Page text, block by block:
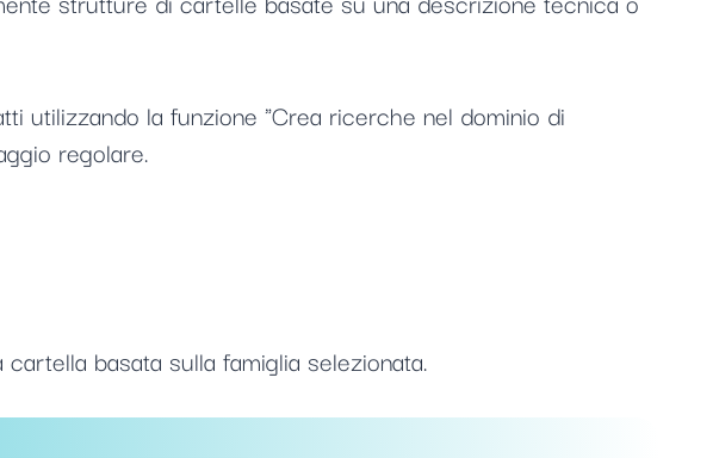
utilizzando la funzione "Crea ricerche nel dominio di
regolare.
basata sulla famiglia selezionata.